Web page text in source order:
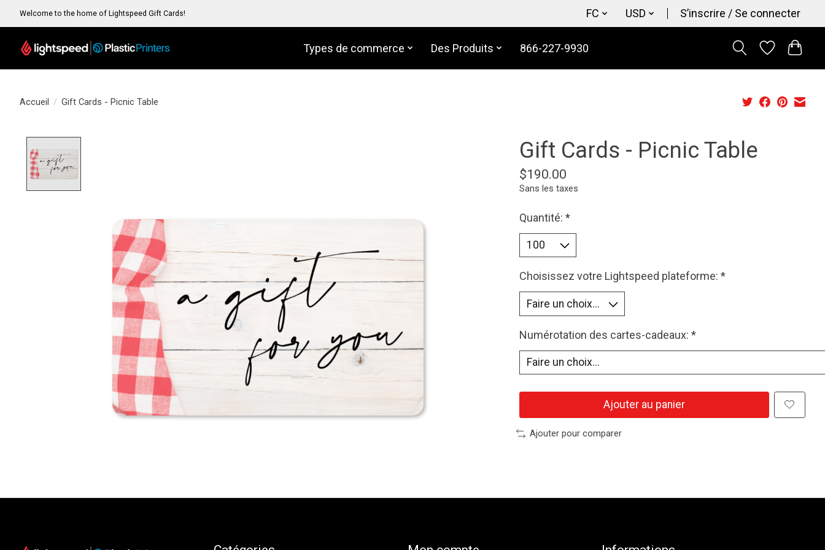
Welcome to the home of Lightspeed Gift Cards! FC USD S’inscrire / Se connecter
Types de commerce Des Produits 866-227-9930
Accueil / Gift Cards - Picnic Table
Gift Cards - Picnic Table
$190.00
Sans les taxes
Quantité: *
Choisissez votre Lightspeed plateforme: *
Numérotation des cartes-cadeaux: *
Ajouter au panier
Ajouter pour comparer